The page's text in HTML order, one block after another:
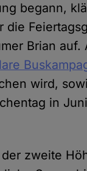
begann,
Brian
wird,
in
zweite